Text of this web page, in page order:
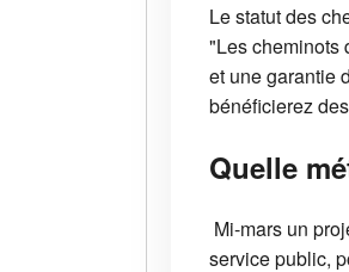
Le statut des
"Les cheminots
et une garantie
bénéficierez
Quelle
Mi-mars un
service public,